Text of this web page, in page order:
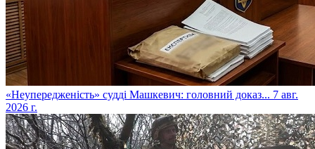
​«Неупередженість» судді Машкевич: головний доказ... 7 авг.
2026 г.